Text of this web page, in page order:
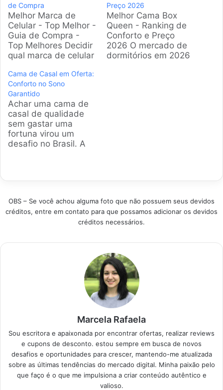
de Compra
Melhor Marca de
Celular - Top Melhor -
Guia de Compra -
Top Melhores Decidir
qual marca de celular
desafio. Com tantas
opções disponíveis,
nossa análise se
aprofunda nos
principais nomes do
mercado brasileiro,
avaliando seus
pontos fortes para
Preço 2026
Melhor Cama Box
Queen - Ranking de
Conforto e Preço
2026 O mercado de
dormitórios em 2026
Cama de Casal em Oferta:
Conforto no Sono
Garantido
Achar uma cama de
casal de qualidade
sem gastar uma
fortuna virou um
desafio no Brasil. A
avaliações reais para
que entregam
descanso de
verdade. Escolhemos
no mercado hoje para
OBS – Se você achou alguma foto que não possuem seus devidos
créditos, entre em contato para que possamos adicionar os devidos
créditos necessários.
Marcela Rafaela
Sou escritora e apaixonada por encontrar ofertas, realizar reviews
e cupons de desconto. estou sempre em busca de novos
desafios e oportunidades para crescer, mantendo-me atualizada
sobre as últimas tendências do mercado digital. Minha paixão pelo
que faço é o que me impulsiona a criar conteúdo autêntico e
valioso.